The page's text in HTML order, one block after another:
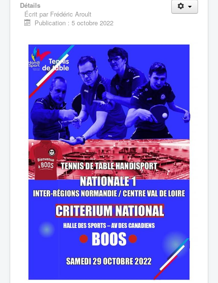
Détails
Écrit par Frédéric Aroult
Publication : 5 octobre 2022